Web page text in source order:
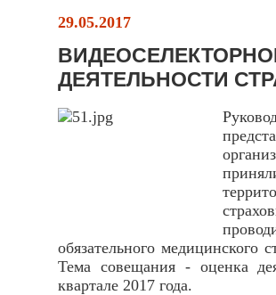
29.05.2017
ДЕЯТЕЛЬНОСТИ
обязательного медицинского
Тема совещания - оценка
квартале 2017 года.